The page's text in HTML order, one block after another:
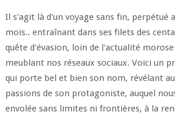
Il s'agit là d'un voyage sans fin, perpétué
mois.. entraînant dans ses filets des
quête d'évasion, loin de l'actualité
meublant nos réseaux sociaux. Voici un
qui porte bel et bien son nom, révélant
passions de son protagoniste, auquel
envolée sans limites ni frontières, à la